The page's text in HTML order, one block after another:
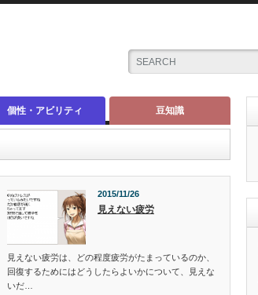
個性・アビリティ 豆知識
2015/11/26
見えない疲労
見えない疲労は、どの程度疲労がたまっているのか、
回復するためにはどうしたらよいかについて、見えな
いだ…